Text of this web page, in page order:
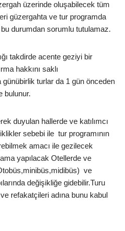
üzerinde oluşabilecek tüm
güzergahta ve tur programda
durumdan sorumlu tutulamaz.
takdirde acente geziyi bir
hakkını saklı
günübirlik turlar da 1 gün önceden
bulunur.
duyulan hallerde ve katılımcı
sebebi ile tur programının
amacı ile gezilecek
yapılacak Otellerde ve
ve
değişikliğe gidebilir.Turu
refakatçileri adına bunu kabul